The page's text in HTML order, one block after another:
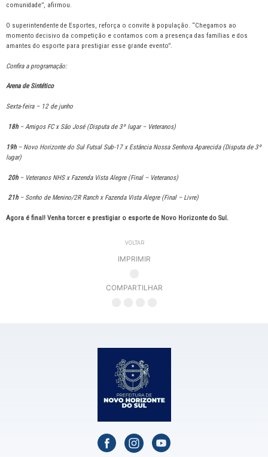
comunidade”, afirmou.
O superintendente de Esportes, reforça o convite à população. “Chegamos ao
momento decisivo da competição e contamos com a presença das famílias e dos
amantes do esporte para prestigiar esse grande evento”.
Confira a programação:
Arena de Sintético
Sexta-feira – 12 de junho
18h– Amigos FC x São José (Disputa de 3º lugar – Veteranos)
19h– Novo Horizonte do Sul Futsal Sub-17 x Estância Nossa Senhora Aparecida (Disputa de 3º
lugar)
20h– Veteranos NHS x Fazenda Vista Alegre (Final – Veteranos)
21h – Sonho de Menino/2R Ranch x Fazenda Vista Alegre (Final – Livre)
Agora é final! Venha torcer e prestigiar o esporte de Novo Horizonte do Sul.
VOLTAR
IMPRIMIR
COMPARTILHAR